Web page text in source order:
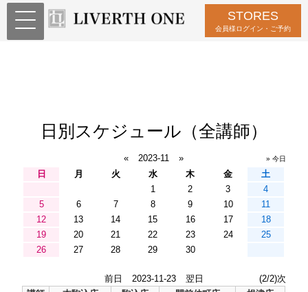
STORES
会員様ログイン・ご予約
日別スケジュール（全講師）
« 2023-11 » » 今日
日 月 火 水 木 金
土
1
2 3
4
5
6 7 8 9 10
11
12
13 14 15 16 17
18
19
20 21 22 23 24
25
26
27 28 29 30
前日 2023-11-23 翌日
(2/2)次